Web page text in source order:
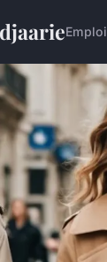
Emploi